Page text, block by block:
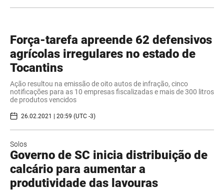
Força-tarefa apreende 62 defensivos
agrícolas irregulares no estado de
Tocantins
Ação resultou na emissão de oito autos de infração, cinco
notificações para as 10 empresas fiscalizadas e mais de 300 litros
de produtos vencidos
26.02.2021 | 20:59 (UTC -3)
Solos
Governo de SC inicia distribuição de
calcário para aumentar a
produtividade das lavouras